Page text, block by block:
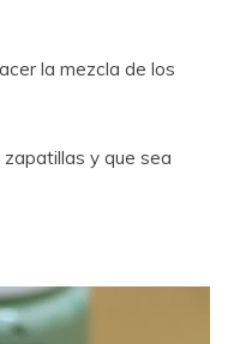
la mezcla de los
y que sea